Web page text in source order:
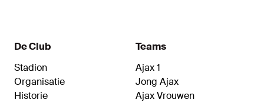
De Club
Stadion
Organisatie
Historie
Teams
Ajax 1
Jong Ajax
Ajax Vrouwen